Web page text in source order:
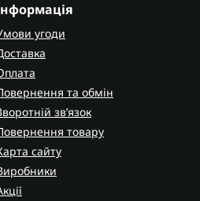
угоди
та обмін
зв’язок
товару
сайту